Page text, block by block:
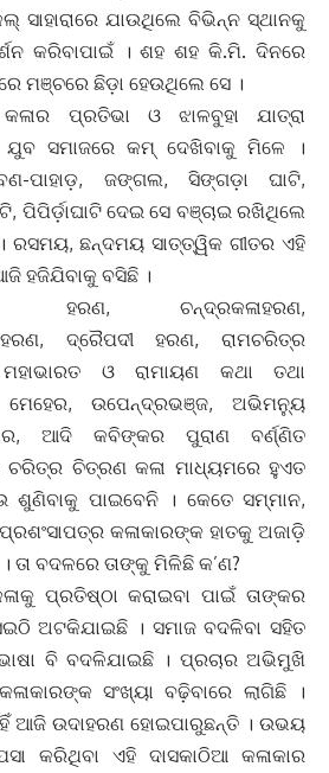
ସାହାରାରେ ଯାଉଥିଲେ ବିଭିନ୍ନ ସ୍ଥାନକୁ
କରିବାପାଇଁ । ଶହ ଶହ କି.ମି. ଦିନରେ
ମଞ୍ଚରେ ଛିଡ଼ା ହେଉଥିଲେ ସେ ।
ପ୍ରତିଭା ଓ ଝାଳବୁହା ଯାତ୍ରା
ସମାଜରେ କମ୍ ଦେଖିବାକୁ ମିଳେ ।
ପାହାଡ଼, ଜଙ୍ଗଲ, ସିଙ୍ଗଡ଼ା ଘାଟି,
ପିପିର୍ଡ଼ାଘାଟି ଦେଇ ସେ ବଞ୍ଚାଇ ରଖିଥିଲେ
ରସମୟ, ଛନ୍ଦମୟ ସାତ୍ତ୍ୱିକ ଗୀତର ଏହି
ହଜିଯିବାକୁ ବସିଛି ।
ହରଣ, ଚନ୍ଦ୍ରକଳାହରଣ,
ଦ୍ରୈପଦୀ ହରଣ, ରାମଚରିତ୍ର
ଓ ରାମାୟଣ କଥା ତଥା
ମେହେର, ଉପେନ୍ଦ୍ରଭଞ୍ଜ, ଅଭିମନ୍ୟୁ
ଆଦି କବିଙ୍କର ପୁରାଣ ବର୍ଣ୍ଣିତ
ଚରିତ୍ର ଚିତ୍ରଣ କଳା ମାଧ୍ୟମରେ ହୁଏତ
ପାଇବେନି । କେତେ ସମ୍ମାନ,
କଳାକାରଙ୍କ ହାତକୁ ଅଜାଡ଼ି
ତା ବଦଳରେ ତାଙ୍କୁ ମିଳିଛି କ’ଣ?
ପ୍ରତିଷ୍ଠା କରାଇବା ପାଇଁ ତାଙ୍କର
ଅଟକିଯାଇଛି । ସମାଜ ବଦଳିବା ସହିତ
ବି ବଦଳିଯାଇଛି । ପ୍ରଚାର ଅଭିମୁଖି
ସଂଖ୍ୟା ବଢ଼ିବାରେ ଲାଗିଛି ।
ହିଁ ଆଜି ଉଦାହରଣ ହୋଇପାରୁଛନ୍ତି । ଉଭୟ
କରିଥିବା ଏହି ଦାସକାଠିଆ କଳାକାର